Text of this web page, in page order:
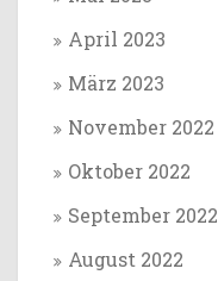
April 2023
März 2023
November 2022
Oktober 2022
September 2022
August 2022